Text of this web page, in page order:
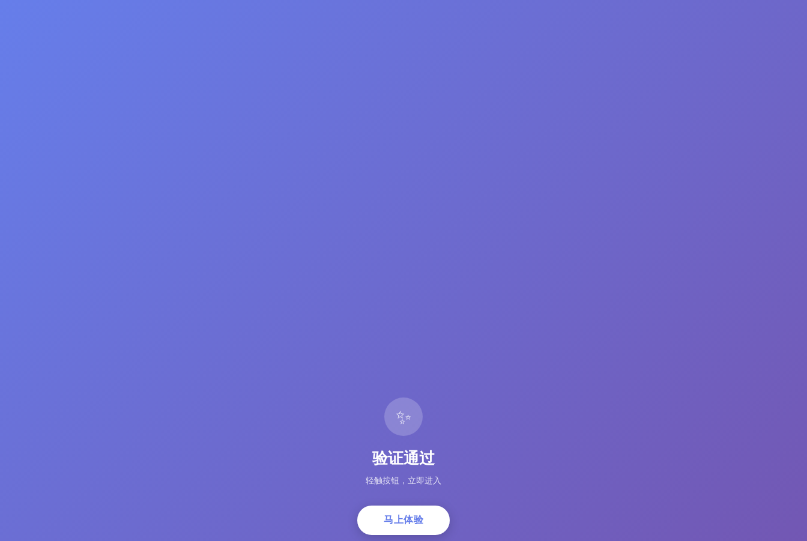
✨
验证通过
轻触按钮，立即进入
马上体验